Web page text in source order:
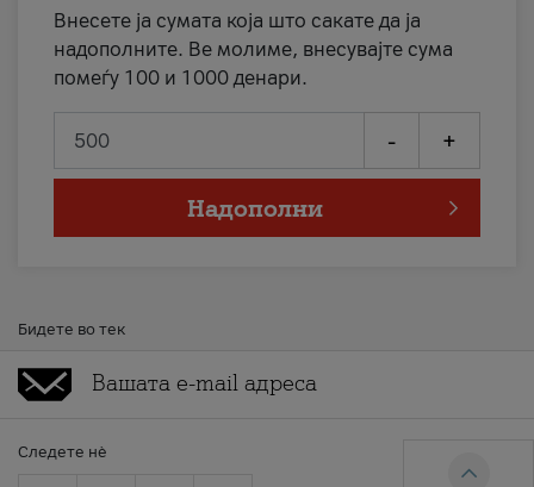
Внесете ја сумата која што сакате да ја
надополните. Ве молиме, внесувајте сума
помеѓу 100 и 1000 денари.
- +
Надополни
Бидете во тек
Следете нè